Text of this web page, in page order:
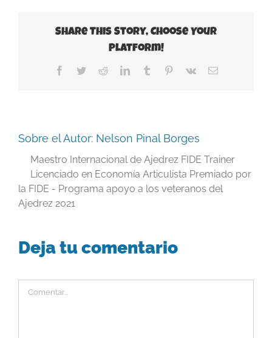
Share This Story, Choose Your
Platform!
Facebook
TwitterRedditLinkedInTumblr Pinterest
Vk
Correo
Sobre el Autor: Nelson Pinal Borges
Maestro Internacional de Ajedrez FIDE Trainer
Licenciado en Economía Articulista Premiado por
la FIDE - Programa apoyo a los veteranos del
Ajedrez 2021
Deja tu comentario